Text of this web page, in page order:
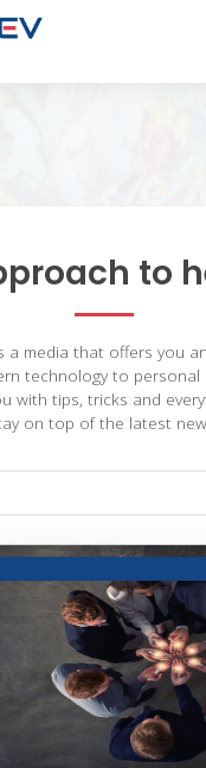
to
a media that offers you
technology to
with tips, tricks and
on top of the latest